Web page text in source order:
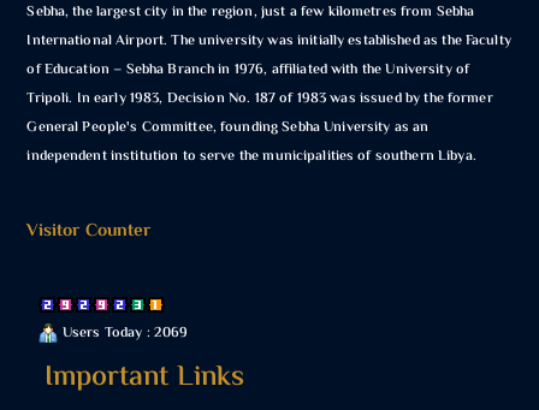
Sebha, the largest city in the region, just a few kilometres from Sebha
International Airport. The university was initially established as the Faculty
of Education – Sebha Branch in 1976, affiliated with the University of
Tripoli. In early 1983, Decision No. 187 of 1983 was issued by the former
General People's Committee, founding Sebha University as an
independent institution to serve the municipalities of southern Libya.
Visitor Counter
Users Today : 2069
Important Links